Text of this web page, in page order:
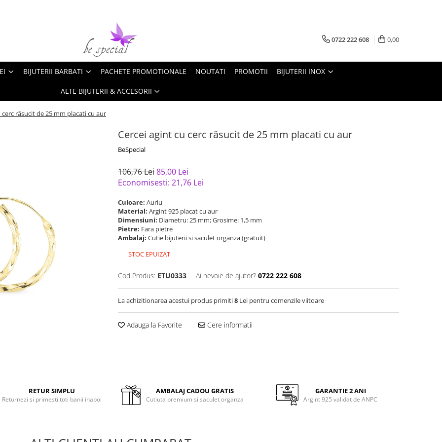
0722 222 608 0,00
BIJUTERII BARBATI PACHETE PROMOTIONALE NOUTATI PROMOTII BIJUTERII INOX
ALTE BIJUTERII & ACCESORII
cerc răsucit de 25 mm placati cu aur
Cercei agint cu cerc răsucit de 25 mm placati cu aur
BeSpecial
106,76 Lei85,00 Lei
Economisesti: 21,76 Lei
Culoare: Auriu
Material: Argint 925 placat cu aur
Dimensiuni: Diametru: 25 mm; Grosime: 1,5 mm
Pietre: Fara pietre
Ambalaj: Cutie bijuterii si saculet organza (gratuit)
STOC EPUIZAT
Cod Produs: ETU0333 Ai nevoie de ajutor? 0722 222 608
La achizitionarea acestui produs primiti8 Lei pentru comenzile viitoare
Adauga la Favorite Cere informatii
RETUR SIMPLU
Returnezi si primesti toti banii inapoi
AMBALAJ CADOU GRATIS
Cutiuta premium si saculet organza
GARANTIE 2 ANI
Argint 925 validat de ANPC